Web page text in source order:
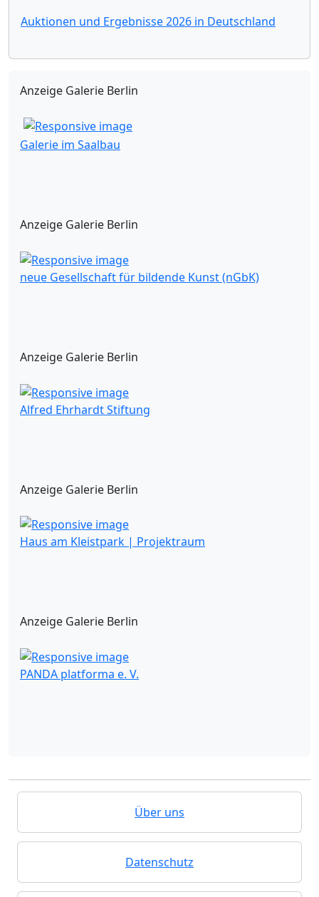
Auktionen und Ergebnisse 2026 in Deutschland
Anzeige Galerie Berlin
Galerie im Saalbau
Anzeige Galerie Berlin
neue Gesellschaft für bildende Kunst (nGbK)
Anzeige Galerie Berlin
Alfred Ehrhardt Stiftung
Anzeige Galerie Berlin
Haus am Kleistpark | Projektraum
Anzeige Galerie Berlin
PANDA platforma e. V.
Über uns
Datenschutz